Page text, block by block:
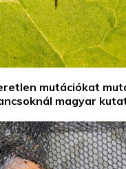
mutációkat
magyar